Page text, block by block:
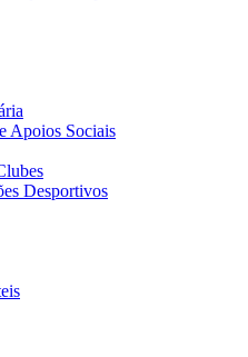
Apoios Sociais
Desportivos